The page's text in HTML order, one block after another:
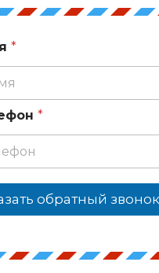
*
*
обратный звонок